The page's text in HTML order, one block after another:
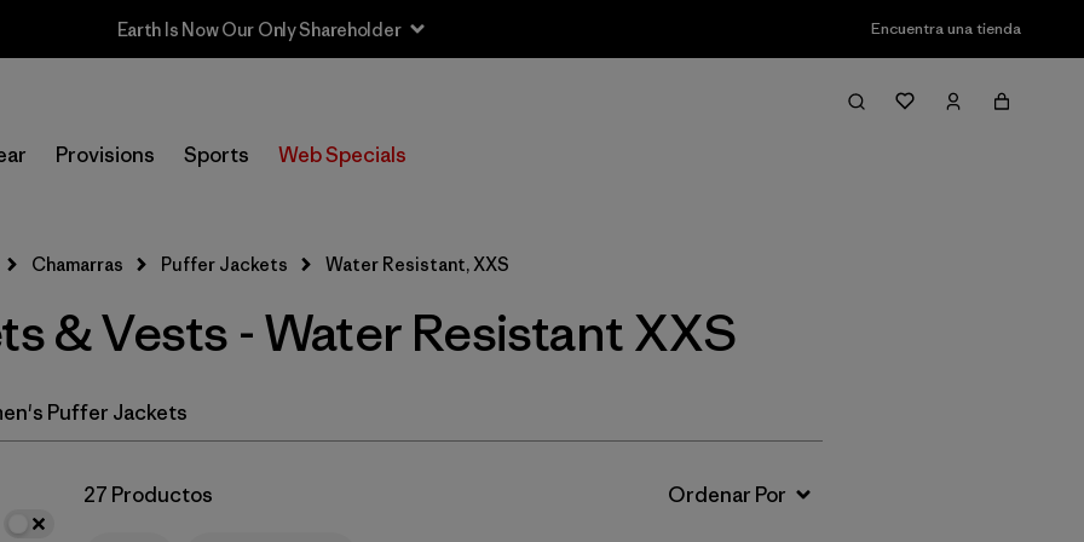
Earth Is Now Our Only Shareholder Encuentra una tienda
Provisions Sports Web Specials
Filter & Sort
Selecciona una tienda
Filtrar por
Product Family
Filtrar por
Price
Filtrar por
Size 1
Chamarras Puffer Jackets Water Resistant, XXS
& Vests - Water Resistant XXS
Puffer Jackets
27 Productos